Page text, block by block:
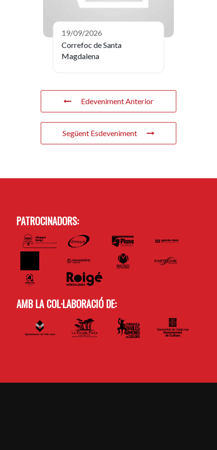
19/09/2026
Correfoc de Santa
Magdalena
Edeveniment Anterior
Següent Esdeveniment
PATROCINADORS:
AMB LA COL·LABORACIÓ DE: